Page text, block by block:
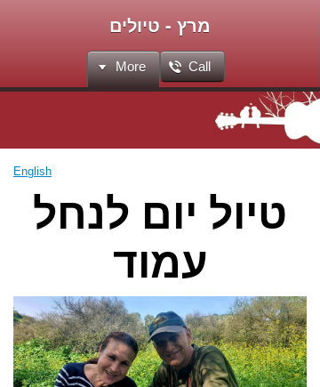
מרץ - טיולים
Call
More
English
טיול יום לנחל
עמוד